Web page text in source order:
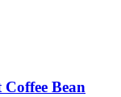
Bean